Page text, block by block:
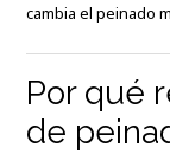
cambia el peinado
Por qué
de